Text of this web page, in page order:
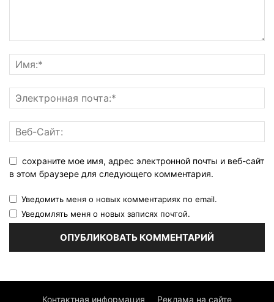
сохраните мое имя, адрес электронной почты и веб-сайт
в этом браузере для следующего комментария.
Уведомить меня о новых комментариях по email.
Уведомлять меня о новых записях почтой.
Контактная информация Реклама на сайте